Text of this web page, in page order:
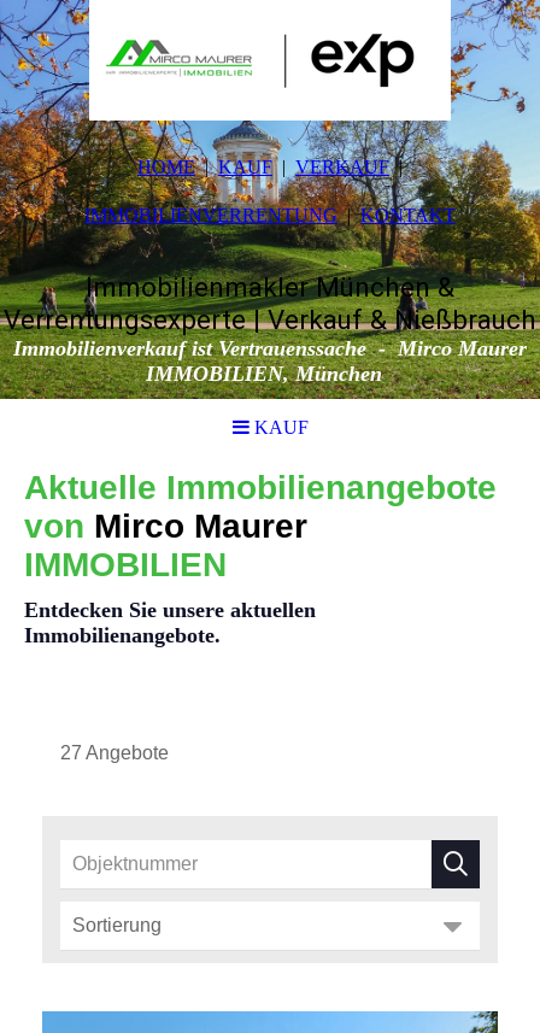
HOME KAUF VERKAUF
IMMOBILIENVERRENTUNG KONTAKT
Immobilienmakler München &
Verrentungsexperte | Verkauf & Nießbrauch
Immobilienverkauf ist Vertrauenssache - Mirco Maurer
IMMOBILIEN, München
KAUF
Aktuelle Immobilienangebote
von Mirco Maurer
IMMOBILIEN
Entdecken Sie unsere aktuellen
Immobilienangebote.